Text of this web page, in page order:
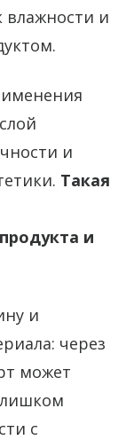
и
и
Такая
и
и
через
может
с